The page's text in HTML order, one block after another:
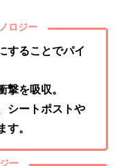
ロジー
することでパイ
撃を吸収。
シートポストや
す。
ー